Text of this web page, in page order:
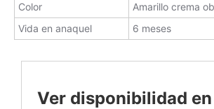
Color
Amarillo crema
Vida en anaquel
6 meses
Ver disponibilidad